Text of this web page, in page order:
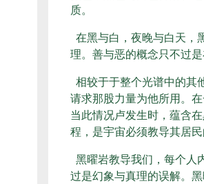
质。
在黑与白，夜晚与白天，
理。善与恶的概念只不过
相较于于整个光谱中的其
请求那股力量为他所用。
当此情况卢发生时，蕴含
程，是宇宙必须教导其居
黑曜岩教导我们，每个人
过是幻象与真理的误解。